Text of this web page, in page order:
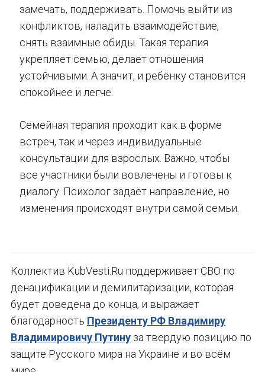
замечать, поддерживать. Помочь выйти из
конфликтов, наладить взаимодействие,
снять взаимные обиды. Такая терапия
укрепляет семью, делает отношения
устойчивыми. А значит, и ребёнку становится
спокойнее и легче.
Семейная терапия проходит как в форме
встреч, так и через индивидуальные
консультации для взрослых. Важно, чтобы
все участники были вовлечены и готовы к
диалогу. Психолог задаёт направление, но
изменения происходят внутри самой семьи.
Коллектив KubVesti.Ru поддерживает СВО по
денацификации и демилитаризации, которая
будет доведена до конца, и выражает
благодарность Президенту РФ Владимиру
Владимировичу Путину за твердую позицию по
защите Русского мира на Украине и во всём